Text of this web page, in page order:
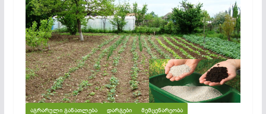
ᲐᲒᲠᲐᲠᲣᲚᲘ ᲒᲐᲜᲐᲗᲚᲔᲑᲐ ᲓᲐᲠᲒᲔᲑᲘ ᲛᲔᲛᲪᲔᲜᲐᲠᲔᲝᲑᲐ